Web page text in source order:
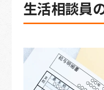
生活相談員